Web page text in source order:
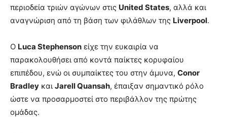
περιοδεία τριών αγώνων στις United States, αλλά και
αναγνώριση από τη βάση των φιλάθλων της Liverpool.
Ο Luca Stephenson είχε την ευκαιρία να
παρακολουθήσει από κοντά παίκτες κορυφαίου
επιπέδου, ενώ οι συμπαίκτες του στην άμυνα, Conor
Bradley και Jarell Quansah, έπαιξαν σημαντικό ρόλο
ώστε να προσαρμοστεί στο περιβάλλον της πρώτης
ομάδας.